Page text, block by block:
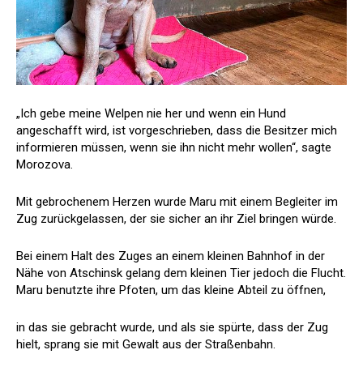
„Ich gebe meine Welpen nie her und wenn ein Hund
angeschafft wird, ist vorgeschrieben, dass die Besitzer mich
informieren müssen, wenn sie ihn nicht mehr wollen“, sagte
Morozova.
Mit gebrochenem Herzen wurde Maru mit einem Begleiter im
Zug zurückgelassen, der sie sicher an ihr Ziel bringen würde.
Bei einem Halt des Zuges an einem kleinen Bahnhof in der
Nähe von Atschinsk gelang dem kleinen Tier jedoch die Flucht.
Maru benutzte ihre Pfoten, um das kleine Abteil zu öffnen,
in das sie gebracht wurde, und als sie spürte, dass der Zug
hielt, sprang sie mit Gewalt aus der Straßenbahn.